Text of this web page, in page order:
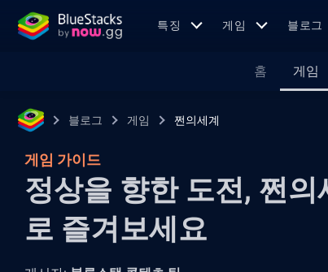
특징 게임 블로그
홈 게임
블로그 게임 쩐의세계
게임 가이드
정상을 향한 도전, 쩐
로 즐겨보세요